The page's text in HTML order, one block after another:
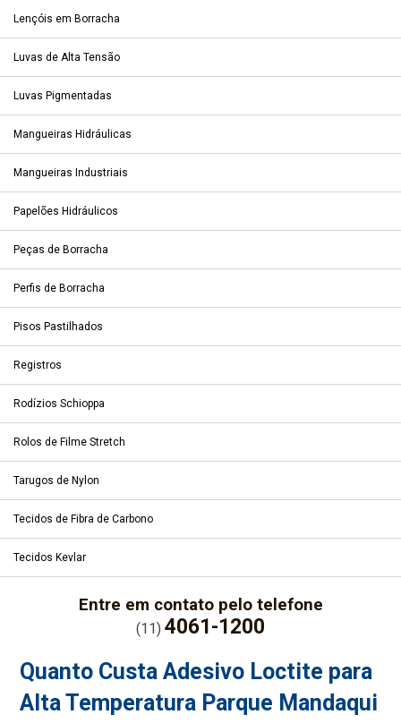
Lençóis em Borracha
Luvas de Alta Tensão
Luvas Pigmentadas
Mangueiras Hidráulicas
Mangueiras Industriais
Papelões Hidráulicos
Peças de Borracha
Perfis de Borracha
Pisos Pastilhados
Registros
Rodízios Schioppa
Rolos de Filme Stretch
Tarugos de Nylon
Tecidos de Fibra de Carbono
Tecidos Kevlar
Entre em contato pelo telefone
(11) 4061-1200
Quanto Custa Adesivo Loctite para
Alta Temperatura Parque Mandaqui